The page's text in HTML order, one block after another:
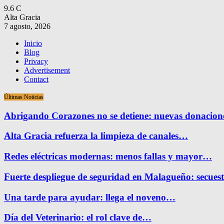
9.6 C
Alta Gracia
7 agosto, 2026
Inicio
Blog
Privacy
Advertisement
Contact
Últimas Noticias
Abrigando Corazones no se detiene: nuevas
Alta Gracia refuerza la limpieza de canales…
Redes eléctricas modernas: menos fallas y mayor…
Fuerte despliegue de seguridad en Malagueño:
Una tarde para ayudar: llega el noveno…
Día del Veterinario: el rol clave de…